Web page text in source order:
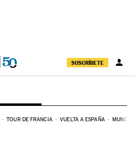
SUSCRÍBETE
TOUR DE FRANCIA VUELTA A ESPAÑA MUNDIAL